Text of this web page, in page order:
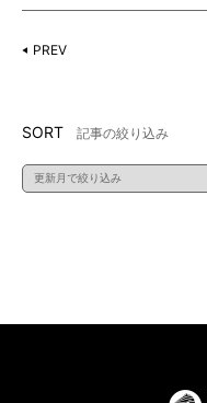
PREV
SORT 記事の絞り込み